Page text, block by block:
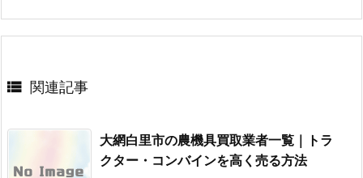
 関連記事
大網白里市の農機具買取業者一覧｜トラ
クター・コンバインを高く売る方法